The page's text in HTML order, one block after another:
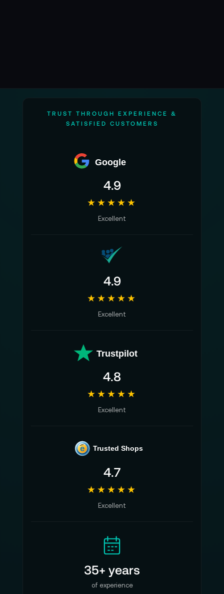
TRUST THROUGH EXPERIENCE &
SATISFIED CUSTOMERS
Google
4.9
★★★★★
Excellent
4.9
★★★★★
Excellent
Trustpilot
4.8
★★★★★
Excellent
e Trusted Shops
4.7
★★★★★
Excellent
35+ years
of experience